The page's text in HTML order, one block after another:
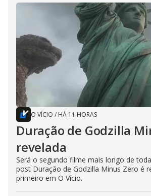
O VÍCIO / HÁ 11 HORAS
Duração de Godzilla
revelada
Será o segundo filme mais longo de
post Duração de Godzilla Minus Zero é
primeiro em O Vício.